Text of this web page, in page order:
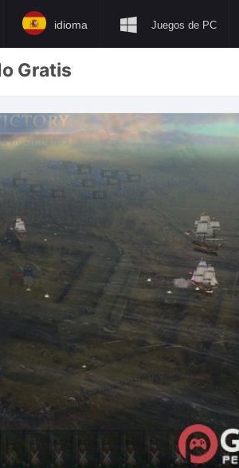
Juegos de PC
idioma
Gratis